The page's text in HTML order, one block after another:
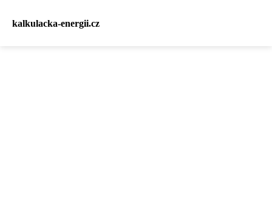
kalkulacka-energii.cz